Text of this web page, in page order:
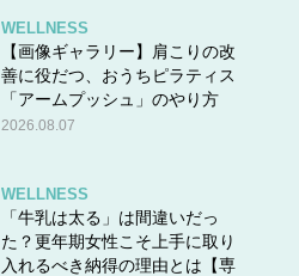
WELLNESS
【画像ギャラリー】肩こりの改
善に役だつ、おうちピラティス
「アームプッシュ」のやり方
2026.08.07
WELLNESS
「牛乳は太る」は間違いだっ
た？更年期女性こそ上手に取り
入れるべき納得の理由とは【専